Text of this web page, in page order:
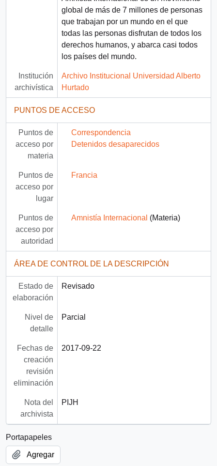
global de más de 7 millones de personas
que trabajan por un mundo en el que
todas las personas disfrutan de todos los
derechos humanos, y abarca casi todos
los países del mundo.
Institución
archivística
Archivo Institucional Universidad Alberto
Hurtado
PUNTOS DE ACCESO
Puntos de
acceso por
materia
Correspondencia
Detenidos desaparecidos
Puntos de
acceso por
lugar
Francia
Puntos de
acceso por
autoridad
Amnistía Internacional (Materia)
ÁREA DE CONTROL DE LA DESCRIPCIÓN
Estado de
elaboración
Revisado
Nivel de
detalle
Parcial
Fechas de
creación
revisión
eliminación
2017-09-22
Nota del
archivista
PIJH
Portapapeles
Agregar